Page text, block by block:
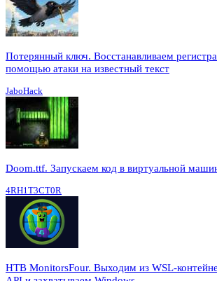
Потерянный ключ. Восстанавливаем
помощью атаки на известный текст
JaboHack
Doom.ttf. Запускаем код в виртуальной
4RH1T3CT0R
HTB MonitorsFour. Выходим из WSL-